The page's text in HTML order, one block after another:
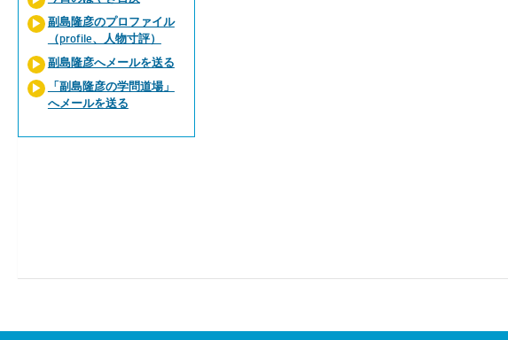
副島隆彦のプロファイル
（profile、人物寸評）
副島隆彦へメールを送る
「副島隆彦の学問道場」
へメールを送る